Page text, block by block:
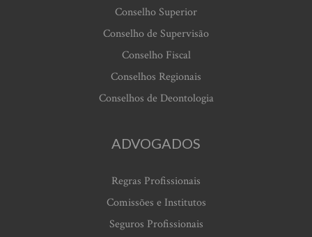
Conselho Superior
Conselho de Supervisão
Conselho Fiscal
Conselhos Regionais
Conselhos de Deontologia
ADVOGADOS
Regras Profissionais
Comissões e Institutos
Seguros Profissionais